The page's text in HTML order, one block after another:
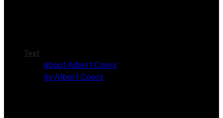
Text
about Albert Coers
by Albert Coers